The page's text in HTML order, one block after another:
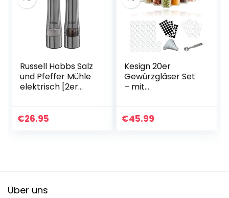
Russell Hobbs Salz
und Pfeffer Mühle
elektrisch [2er
k für getrocknete
€26.95
Kesign 20er
Gewürzgläser Set
– mit
Gewürzdosen rund
€45.99
Über uns